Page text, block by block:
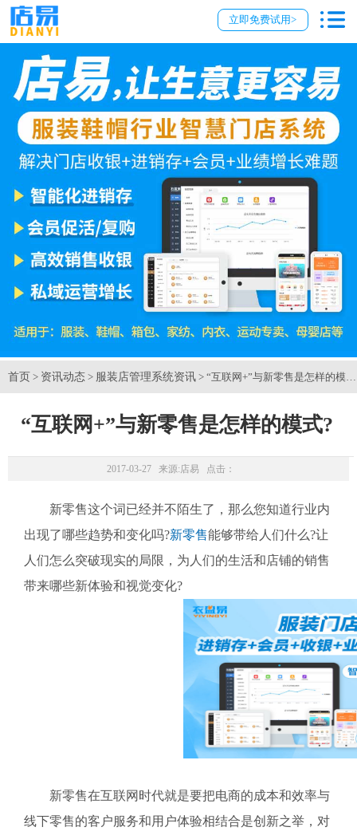
立即免费试用>
首页 > 资讯动态 > 服装店管理系统资讯 > “互联网+”与新零售是怎样的模
“互联网+”与新零售是怎样的模式?
2017-03-27 来源:店易 点击：
新零售这个词已经并不陌生了，那么您知道行业内
出现了哪些趋势和变化吗?新零售能够带给人们什么?让
人们怎么突破现实的局限，为人们的生活和店铺的销售
带来哪些新体验和视觉变化?
新零售在互联网时代就是要把电商的成本和效率与
线下零售的客户服务和用户体验相结合是创新之举，对